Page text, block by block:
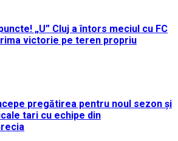
„U” Cluj a întors meciul cu FC
victorie pe teren propriu
pregătirea pentru noul sezon și
tari cu echipe din